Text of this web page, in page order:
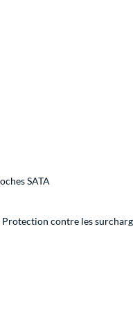
SATA
contre les